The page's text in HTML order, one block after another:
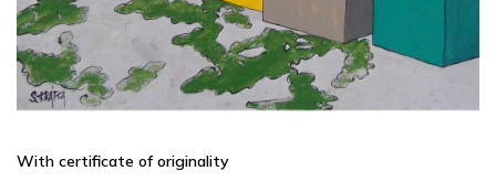
With certificate of originality